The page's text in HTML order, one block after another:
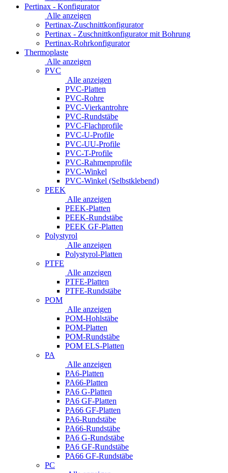
Pertinax - Konfigurator
Alle anzeigen
Pertinax-Zuschnittkonfigurator
Pertinax - Zuschnittkonfigurator mit Bohrung
Pertinax-Rohrkonfigurator
Thermoplaste
Alle anzeigen
PVC
Alle anzeigen
PVC-Platten
PVC-Rohre
PVC-Vierkantrohre
PVC-Rundstäbe
PVC-Flachprofile
PVC-U-Profile
PVC-UU-Profile
PVC-T-Profile
PVC-Rahmenprofile
PVC-Winkel
PVC-Winkel (Selbstklebend)
PEEK
Alle anzeigen
PEEK-Platten
PEEK-Rundstäbe
PEEK GF-Platten
Polystyrol
Alle anzeigen
Polystyrol-Platten
PTFE
Alle anzeigen
PTFE-Platten
PTFE-Rundstäbe
POM
Alle anzeigen
POM-Hohlstäbe
POM-Platten
POM-Rundstäbe
POM ELS-Platten
PA
Alle anzeigen
PA6-Platten
PA66-Platten
PA6 G-Platten
PA6 GF-Platten
PA66 GF-Platten
PA6-Rundstäbe
PA66-Rundstäbe
PA6 G-Rundstäbe
PA6 GF-Rundstäbe
PA66 GF-Rundstäbe
PC